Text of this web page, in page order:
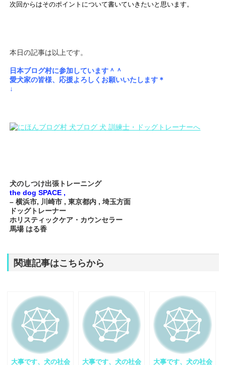
次回からはそのポイントについて書いていきたいと思います。
本日の記事は以上です。
日本ブログ村に参加しています＾＾
愛犬家の皆様、応援よろしくお願いいたします＊
↓
犬のしつけ出張トレーニング
the dog SPACE ,
– 横浜市, 川崎市 , 東京都内 , 埼玉方面
ドッグトレーナー
ホリスティックケア・カウンセラー
馬場 はる香
関連記事はこちらから
大事です、犬の社会
大事です、犬の社会
大事です、犬の社会